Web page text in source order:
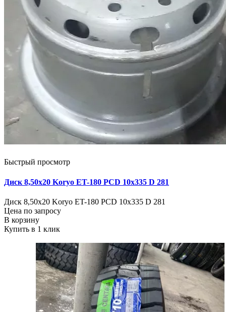
Быстрый просмотр
Диск 8,50х20 Koryo ET-180 PCD 10x335 D 281
Диск 8,50х20 Koryo ET-180 PCD 10x335 D 281
Цена по запросу
В корзину
Купить в 1 клик